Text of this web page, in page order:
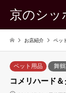
京のシッ
お店紹介 ペッ
ペット用品 舞
コメリハード